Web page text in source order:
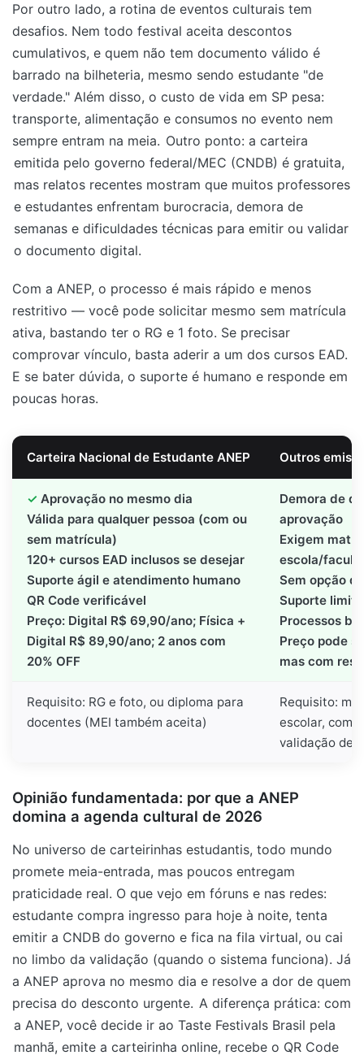
Por outro lado, a rotina de eventos culturais tem
desafios. Nem todo festival aceita descontos
cumulativos, e quem não tem documento válido é
barrado na bilheteria, mesmo sendo estudante "de
verdade." Além disso, o custo de vida em SP pesa:
transporte, alimentação e consumos no evento nem
sempre entram na meia. Outro ponto: a carteira
emitida pelo governo federal/MEC (CNDB) é gratuita,
mas relatos recentes mostram que muitos professores
e estudantes enfrentam burocracia, demora de
semanas e dificuldades técnicas para emitir ou validar
o documento digital.
Com a ANEP, o processo é mais rápido e menos
restritivo — você pode solicitar mesmo sem matrícula
ativa, bastando ter o RG e 1 foto. Se precisar
comprovar vínculo, basta aderir a um dos cursos EAD.
E se bater dúvida, o suporte é humano e responde em
poucas horas.
Carteira Nacional de Estudante ANEP Outros
Aprovação no mesmo dia
Válida para qualquer pessoa (com ou
sem matrícula)
120+ cursos EAD inclusos se desejar
Suporte ágil e atendimento humano
QR Code verificável
Preço: Digital R$ 69,90/ano; Física +
Digital R$ 89,90/ano; 2 anos com
20% OFF
Demora de
aprovação
Exigem
escola/
Sem opção
Suporte
Processos
Preço pode
mas com
Requisito: RG e foto, ou diploma para
docentes (MEI também aceita)
Requisito:
escolar,
validação
Opinião fundamentada: por que a ANEP
domina a agenda cultural de 2026
No universo de carteirinhas estudantis, todo mundo
promete meia-entrada, mas poucos entregam
praticidade real. O que vejo em fóruns e nas redes:
estudante compra ingresso para hoje à noite, tenta
emitir a CNDB do governo e fica na fila virtual, ou cai
no limbo da validação (quando o sistema funciona). Já
a ANEP aprova no mesmo dia e resolve a dor de quem
precisa do desconto urgente. A diferença prática: com
a ANEP, você decide ir ao Taste Festivals Brasil pela
manhã, emite a carteirinha online, recebe o QR Code